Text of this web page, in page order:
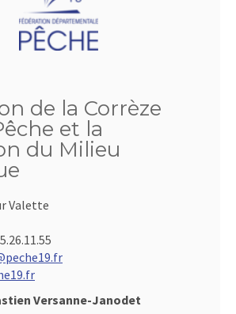
de la Corrèze
et la
du Milieu
Valette
Versanne-Janodet